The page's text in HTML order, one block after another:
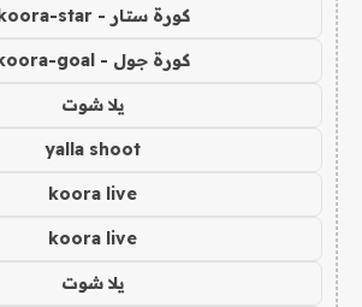
كورة ستار - koora-star
كورة جول - koora-goal
يلا شوت
yalla shoot
koora live
koora live
يلا شوت